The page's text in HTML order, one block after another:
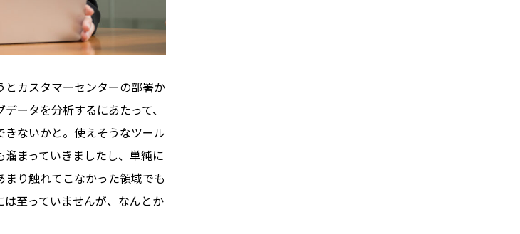
カスタマーセンターの部署か
ータを分析するにあたって、
ないかと。使えそうなツール
まっていきましたし、単純に
り触れてこなかった領域でも
至っていませんが、なんとか